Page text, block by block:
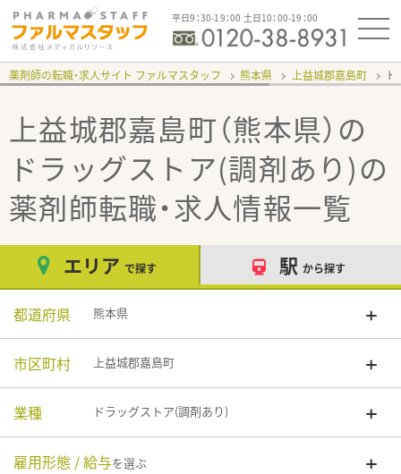
平日9：30-19：00 土日10：00-19：00
薬剤師の転職・求人サイト ファルマスタッフ 熊本県 上益城郡嘉島町
上益城郡嘉島町（熊本県）の
ドラッグストア(調剤あり)の
薬剤師転職・求人情報一覧
エリア で探す 駅 から探す
都道府県 熊本県
市区町村 上益城郡嘉島町
業種 ドラッグストア(調剤あり)
雇用形態 / 給与を選ぶ